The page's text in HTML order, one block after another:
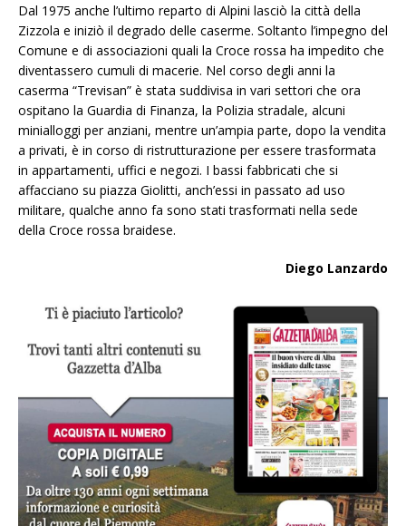
Dal 1975 anche l’ultimo reparto di Alpini lasciò la città della
Zizzola e iniziò il degrado delle caserme. Soltanto l’impegno del
Comune e di associazioni quali la Croce rossa ha impedito che
diventassero cumuli di macerie. Nel corso degli anni la
caserma “Trevisan” è stata suddivisa in vari settori che ora
ospitano la Guardia di Finanza, la Polizia stradale, alcuni
minialloggi per anziani, mentre un’ampia parte, dopo la vendita
a privati, è in corso di ristrutturazione per essere trasformata
in appartamenti, uffici e negozi. I bassi fabbricati che si
affacciano su piazza Giolitti, anch’essi in passato ad uso
militare, qualche anno fa sono stati trasformati nella sede
della Croce rossa braidese.
Diego Lanzardo